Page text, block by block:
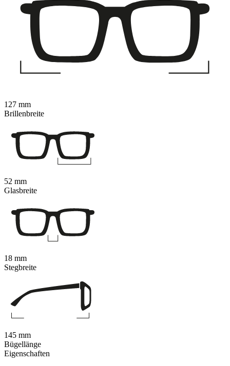
Eigenschaften
127 mm
Brillenbreite
52 mm
Glasbreite
18 mm
Stegbreite
145 mm
Bügellänge